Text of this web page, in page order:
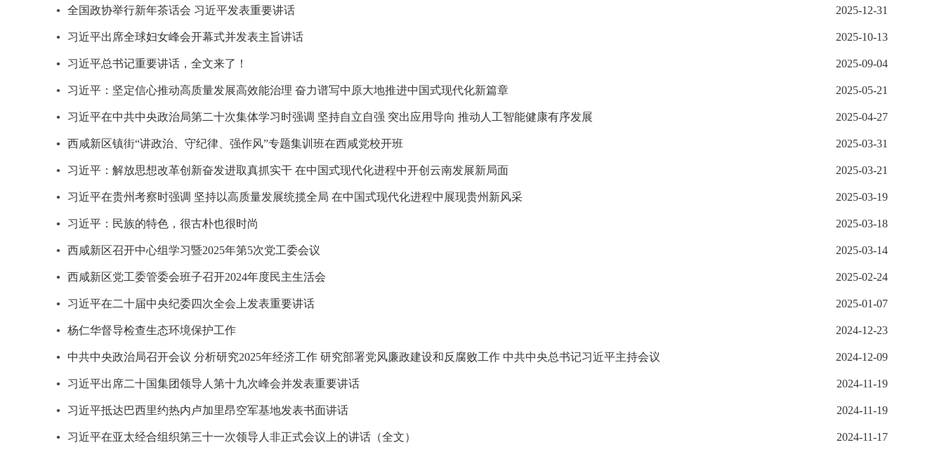
2025-12-31
全国政协举行新年茶话会 习近平发表重要讲话
2025-10-13
习近平出席全球妇女峰会开幕式并发表主旨讲话
2025-09-04
习近平总书记重要讲话，全文来了！
2025-05-21
习近平：坚定信心推动高质量发展高效能治理 奋力谱写中原大地推进中国式现代化新篇章
2025-04-27
习近平在中共中央政治局第二十次集体学习时强调 坚持自立自强 突出应用导向 推动人工智能健康有序发展
2025-03-31
西咸新区镇街“讲政治、守纪律、强作风”专题集训班在西咸党校开班
2025-03-21
习近平：解放思想改革创新奋发进取真抓实干 在中国式现代化进程中开创云南发展新局面
2025-03-19
习近平在贵州考察时强调 坚持以高质量发展统揽全局 在中国式现代化进程中展现贵州新风采
2025-03-18
习近平：民族的特色，很古朴也很时尚
2025-03-14
西咸新区召开中心组学习暨2025年第5次党工委会议
2025-02-24
西咸新区党工委管委会班子召开2024年度民主生活会
2025-01-07
习近平在二十届中央纪委四次全会上发表重要讲话
2024-12-23
杨仁华督导检查生态环境保护工作
2024-12-09
中共中央政治局召开会议 分析研究2025年经济工作 研究部署党风廉政建设和反腐败工作 中共中央总书记习近平主持会议
2024-11-19
习近平出席二十国集团领导人第十九次峰会并发表重要讲话
2024-11-19
习近平抵达巴西里约热内卢加里昂空军基地发表书面讲话
2024-11-17
习近平在亚太经合组织第三十一次领导人非正式会议上的讲话（全文）